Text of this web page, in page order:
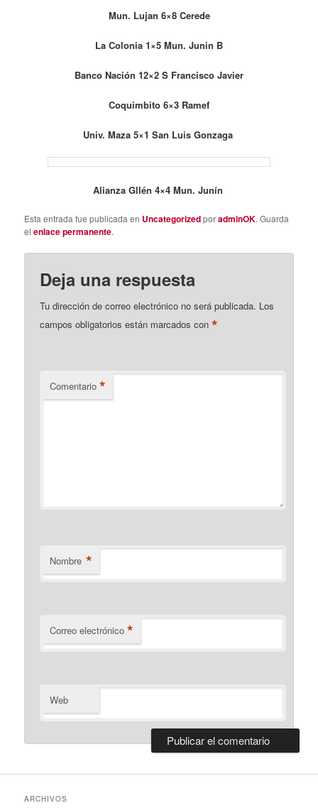
Mun. Lujan 6×8 Cerede
La Colonia 1×5 Mun. Junin B
Banco Nación 12×2 S Francisco Javier
Coquimbito 6×3 Ramef
Univ. Maza 5×1 San Luis Gonzaga
Alianza Gllén 4×4 Mun. Junín
Esta entrada fue publicada en UncategorizedporadminOK. Guarda
elenlace permanente.
Deja una respuesta
Tu dirección de correo electrónico no será publicada. Los
campos obligatorios están marcados con*
Comentario *
Nombre *
Correo electrónico *
Web
ARCHIVOS